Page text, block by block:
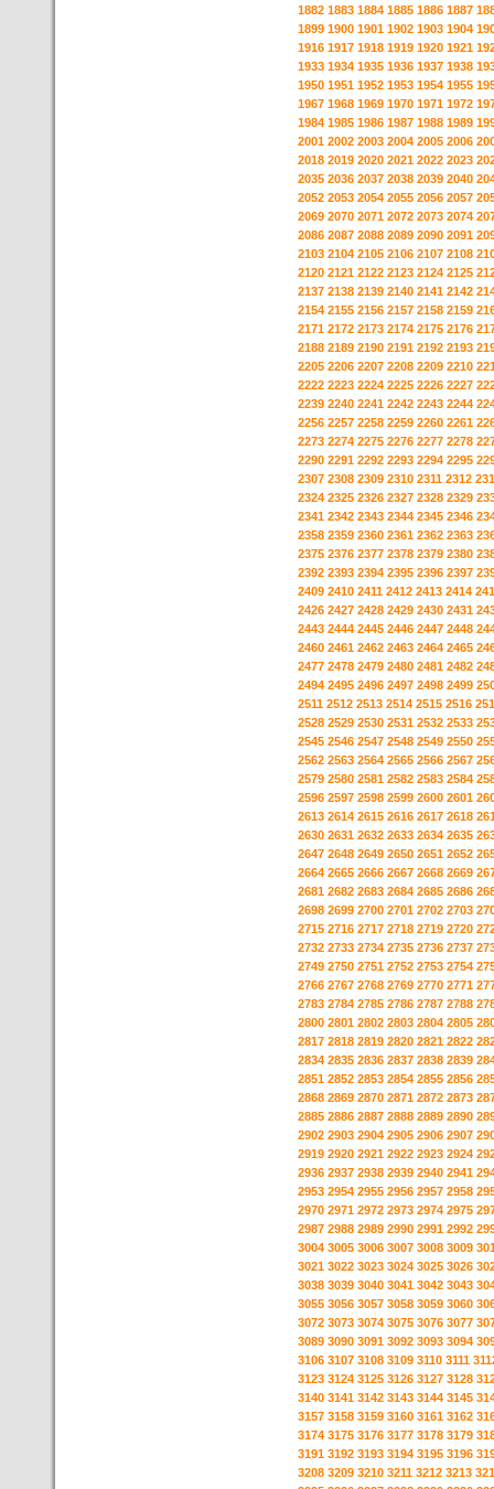
1882 1883 1884 1885 1886 1887
1899 1900 1901 1902 1903 1904
1916 1917 1918 1919 1920 1921
1933 1934 1935 1936 1937 1938
1950 1951 1952 1953 1954 1955
1967 1968 1969 1970 1971 1972
1984 1985 1986 1987 1988 1989
2001 2002 2003 2004 2005 2006
2018 2019 2020 2021 2022 2023
2035 2036 2037 2038 2039 2040
2052 2053 2054 2055 2056 2057
2069 2070 2071 2072 2073 2074
2086 2087 2088 2089 2090 2091
2103 2104 2105 2106 2107 2108
2120 2121 2122 2123 2124 2125
2137 2138 2139 2140 2141 2142
2154 2155 2156 2157 2158 2159
2171 2172 2173 2174 2175 2176
2188 2189 2190 2191 2192 2193
2205 2206 2207 2208 2209 2210
2222 2223 2224 2225 2226 2227
2239 2240 2241 2242 2243 2244
2256 2257 2258 2259 2260 2261
2273 2274 2275 2276 2277 2278
2290 2291 2292 2293 2294 2295
2307 2308 2309 2310 2311 2312
2324 2325 2326 2327 2328 2329
2341 2342 2343 2344 2345 2346
2358 2359 2360 2361 2362 2363
2375 2376 2377 2378 2379 2380
2392 2393 2394 2395 2396 2397
2409 2410 2411 2412 2413 2414
2426 2427 2428 2429 2430 2431
2443 2444 2445 2446 2447 2448
2460 2461 2462 2463 2464 2465
2477 2478 2479 2480 2481 2482
2494 2495 2496 2497 2498 2499
2511 2512 2513 2514 2515 2516
2528 2529 2530 2531 2532 2533
2545 2546 2547 2548 2549 2550
2562 2563 2564 2565 2566 2567
2579 2580 2581 2582 2583 2584
2596 2597 2598 2599 2600 2601
2613 2614 2615 2616 2617 2618
2630 2631 2632 2633 2634 2635
2647 2648 2649 2650 2651 2652
2664 2665 2666 2667 2668 2669
2681 2682 2683 2684 2685 2686
2698 2699 2700 2701 2702 2703
2715 2716 2717 2718 2719 2720
2732 2733 2734 2735 2736 2737
2749 2750 2751 2752 2753 2754
2766 2767 2768 2769 2770 2771
2783 2784 2785 2786 2787 2788
2800 2801 2802 2803 2804 2805
2817 2818 2819 2820 2821 2822
2834 2835 2836 2837 2838 2839
2851 2852 2853 2854 2855 2856
2868 2869 2870 2871 2872 2873
2885 2886 2887 2888 2889 2890
2902 2903 2904 2905 2906 2907
2919 2920 2921 2922 2923 2924
2936 2937 2938 2939 2940 2941
2953 2954 2955 2956 2957 2958
2970 2971 2972 2973 2974 2975
2987 2988 2989 2990 2991 2992
3004 3005 3006 3007 3008 3009
3021 3022 3023 3024 3025 3026
3038 3039 3040 3041 3042 3043
3055 3056 3057 3058 3059 3060
3072 3073 3074 3075 3076 3077
3089 3090 3091 3092 3093 3094
3106 3107 3108 3109 3110 3111
3123 3124 3125 3126 3127 3128
3140 3141 3142 3143 3144 3145
3157 3158 3159 3160 3161 3162
3174 3175 3176 3177 3178 3179
3191 3192 3193 3194 3195 3196
3208 3209 3210 3211 3212 3213